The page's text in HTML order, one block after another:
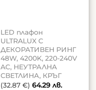
LED плафон
ULTRALUX С
ДЕКОРАТИВЕН РИНГ
48W, 4200K, 220-240V
AC, НЕУТРАЛНА
СВЕТЛИНА, КРЪГ
(32.87 €) 64.29лв.